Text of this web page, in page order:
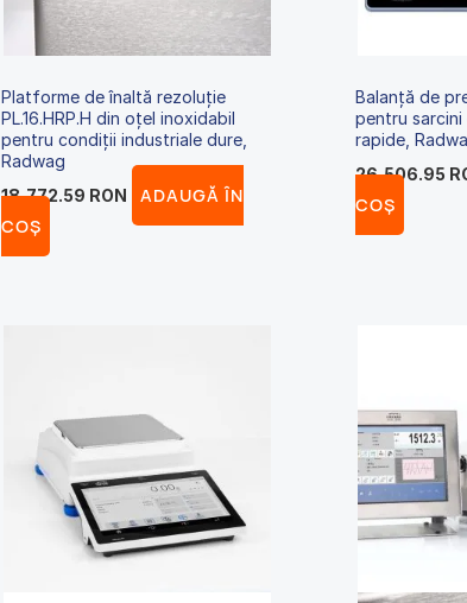
Platforme de înaltă rezoluție
PL.16.HRP.H din oțel inoxidabil
pentru condiții industriale dure,
Radwag
18,772.59 RON
ADAUGĂ ÎN
COȘ
Balanță de
pentru sarcini
rapide,
26,506.95
COȘ